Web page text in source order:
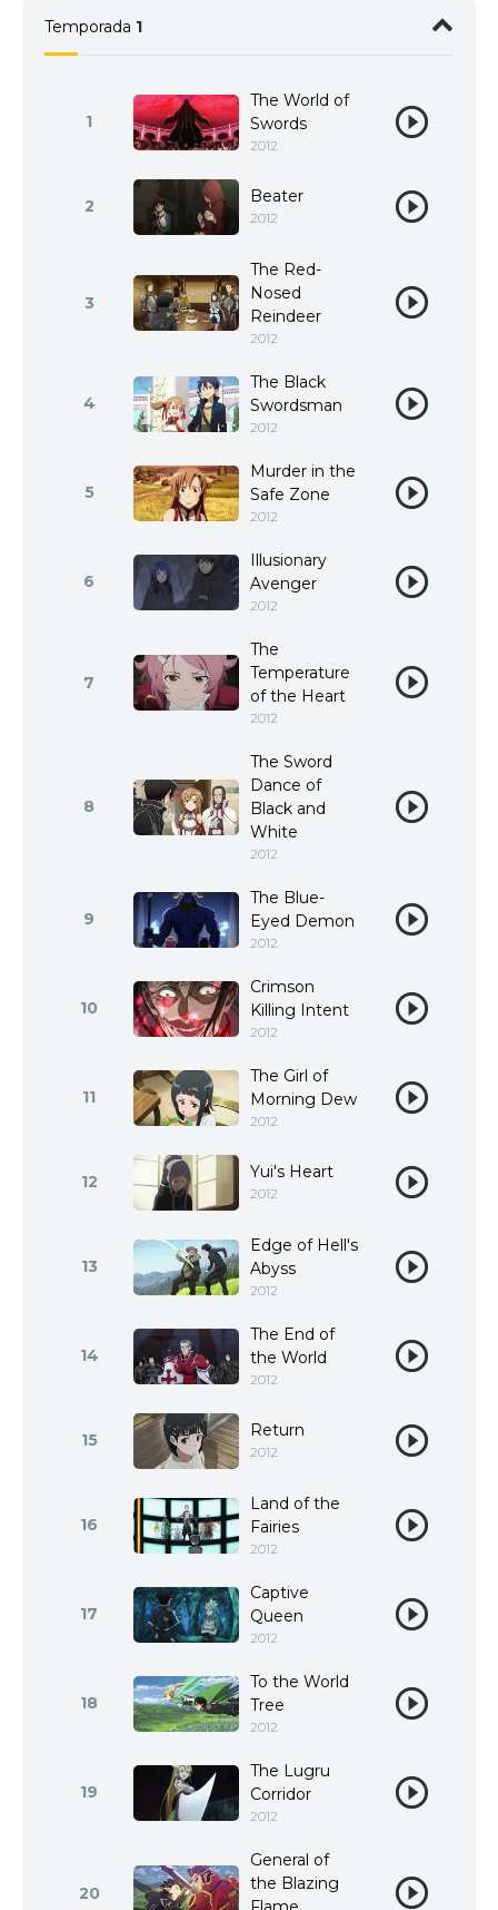
Temporada 1
1
The World of
Swords
2012
2 Beater
2012
3
The Red-
Nosed
Reindeer
2012
4
The Black
Swordsman
2012
5
Murder in the
Safe Zone
2012
6
Illusionary
Avenger
2012
7
The
Temperature
of the Heart
2012
8
The Sword
Dance of
Black and
White
2012
9
The Blue-
Eyed Demon
2012
10
Crimson
Killing Intent
2012
11
The Girl of
Morning Dew
2012
12 Yui's Heart
2012
13
Edge of Hell's
Abyss
2012
14
The End of
the World
2012
15 Return
2012
16
Land of the
Fairies
2012
17
Captive
Queen
2012
18
To the World
Tree
2012
19
The Lugru
Corridor
2012
20
General of
the Blazing